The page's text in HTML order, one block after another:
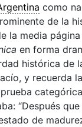
como
de la
la media
en forma
histórica de
y recuerda
“Después
de